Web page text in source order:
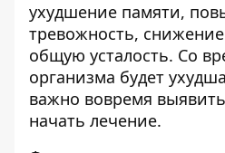
ухудшение памяти,
тревожность,
общую усталость. Со
организма будет
важно вовремя
начать лечение.